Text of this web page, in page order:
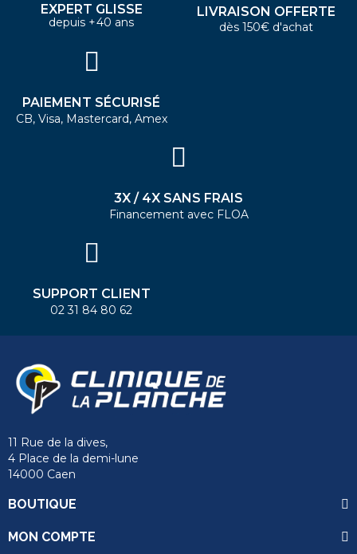
EXPERT GLISSE
depuis +40 ans
LIVRAISON OFFERTE
dès 150€ d'achat
PAIEMENT SÉCURISÉ
CB, Visa, Mastercard, Amex
3X / 4X SANS FRAIS
Financement avec FLOA
SUPPORT CLIENT
02 31 84 80 62
11 Rue de la dives,
4 Place de la demi-lune
14000 Caen
BOUTIQUE
MON COMPTE